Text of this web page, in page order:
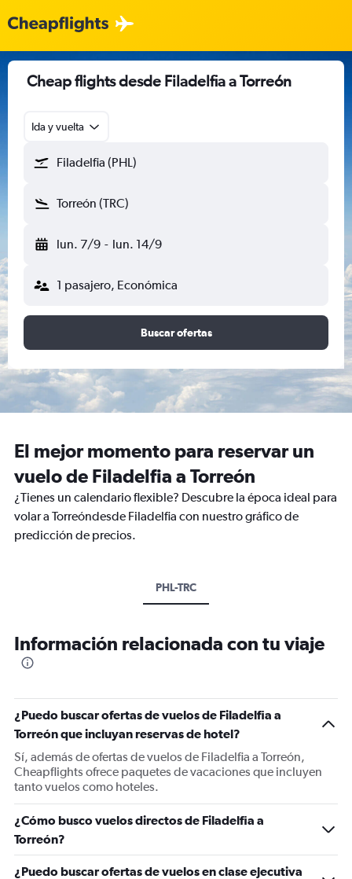
Cheap flights desde Filadelfia a Torreón
Ida y vuelta
Filadelfia (PHL)
Torreón (TRC)
lun. 7/9 - lun. 14/9
1 pasajero, Económica
Buscar ofertas
El mejor momento para reservar un
vuelo de Filadelfia a Torreón
¿Tienes un calendario flexible? Descubre la época ideal para
volar a Torreóndesde Filadelfia con nuestro gráfico de
predicción de precios.
PHL-TRC
Información relacionada con tu viaje
¿Puedo buscar ofertas de vuelos de Filadelfia a
Torreón que incluyan reservas de hotel?
Sí, además de ofertas de vuelos de Filadelfia a Torreón,
Cheapflights ofrece paquetes de vacaciones que incluyen
tanto vuelos como hoteles.
¿Cómo busco vuelos directos de Filadelfia a
Torreón?
¿Puedo buscar ofertas de vuelos en clase ejecutiva